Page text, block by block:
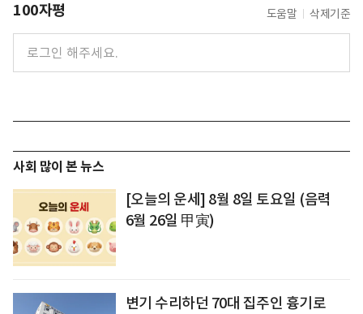
100자평 도움말 삭제기준
사회 많이 본 뉴스
[오늘의 운세] 8월 8일 토요일 (음력
6월 26일 甲寅)
변기 수리하던 70대 집주인 흉기로